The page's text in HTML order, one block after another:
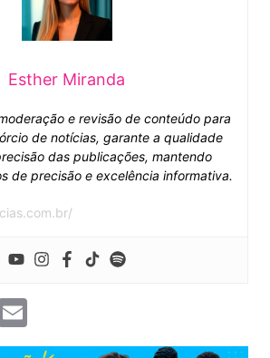
Esther Miranda
e revisão de conteúdo para
de notícias, garante a qualidade
das publicações, mantendo
de precisão e excelência informativa.
E
m